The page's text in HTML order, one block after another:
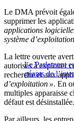
Le DMA prévoit
supprimer les
applications
système
Le Parlement
géants de
La lettre ouverte
autorisés à exploiter
recherche et aux
d’exploitation ». En
multiples apparaisse
défaut est désinstallée.